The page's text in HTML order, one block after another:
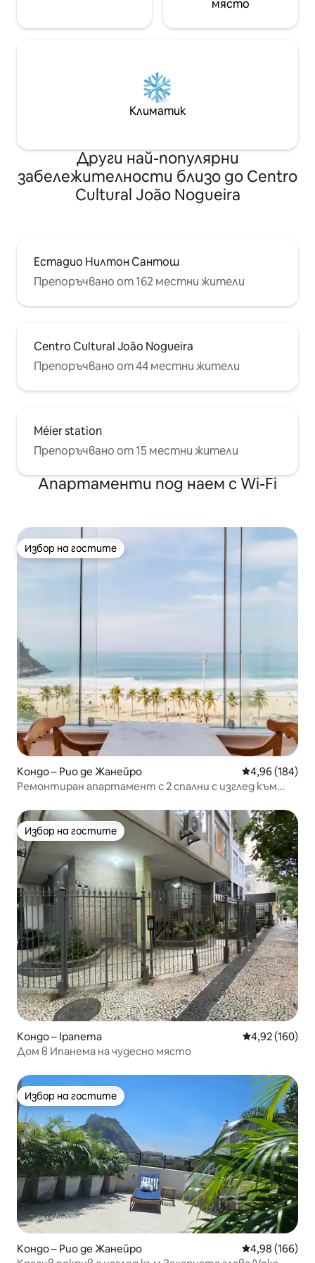
място
Климатик
Други най-популярни
забележителности близо до Centro
Cultural João Nogueira
Естадио Нилтон Сантош
Препоръчвано от 162 местни жители
Centro Cultural João Nogueira
Препоръчвано от 44 местни жители
Méier station
Препоръчвано от 15 местни жители
Апартаменти под наем с Wi-Fi
Избор на гостите
Избор на гостите
Кондо – Рио де Жанейро Средна
4,96 (184)
Ремонтиран апартамент с 2 спални с изглед към
Избор на гостите
Избор на гостите
Кондо – Ipanema Средна
4,92 (160)
Дом в Ипанема на чудесно място
Избор на гостите
Избор на гостите
Кондо – Рио де Жанейро Средна
4,98 (166)